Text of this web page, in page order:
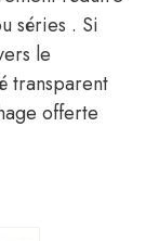
séries . Si
le
transparent
offerte